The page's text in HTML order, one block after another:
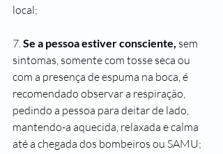
local;
7. Se a pessoa estiver consciente, sem
sintomas, somente com tosse seca ou
com a presença de espuma na boca, é
recomendado observar a respiração,
pedindo a pessoa para deitar de lado,
mantendo-a aquecida, relaxada e calma
até a chegada dos bombeiros ou SAMU;